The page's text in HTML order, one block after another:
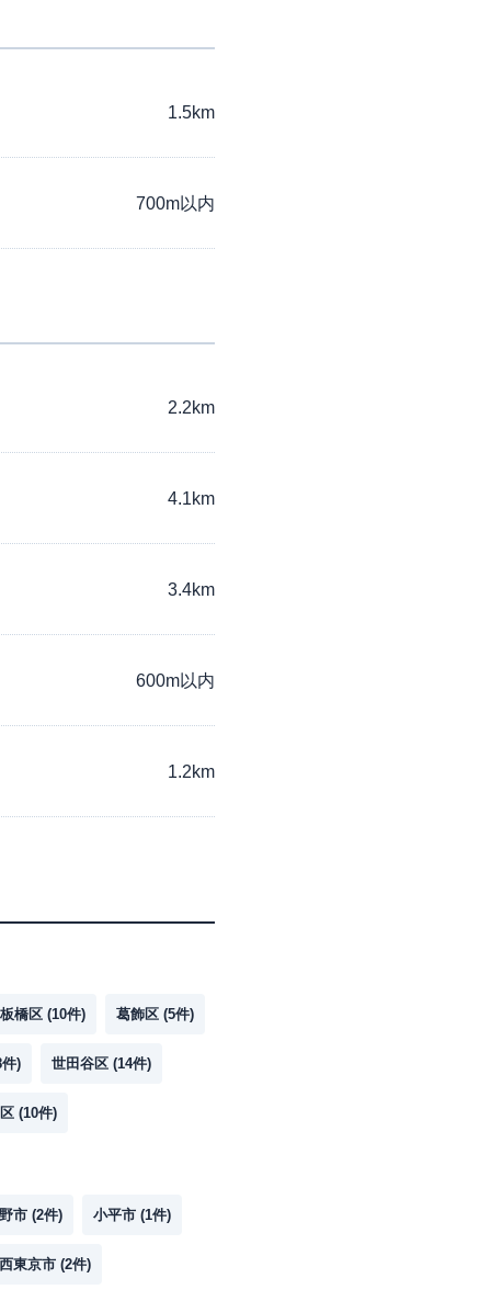
1.5km
700m以内
2.2km
4.1km
3.4km
600m以内
1.2km
板橋区 (10件) 葛飾区 (5件)
件) 世田谷区 (14件)
(10件)
市 (2件) 小平市 (1件)
西東京市 (2件)